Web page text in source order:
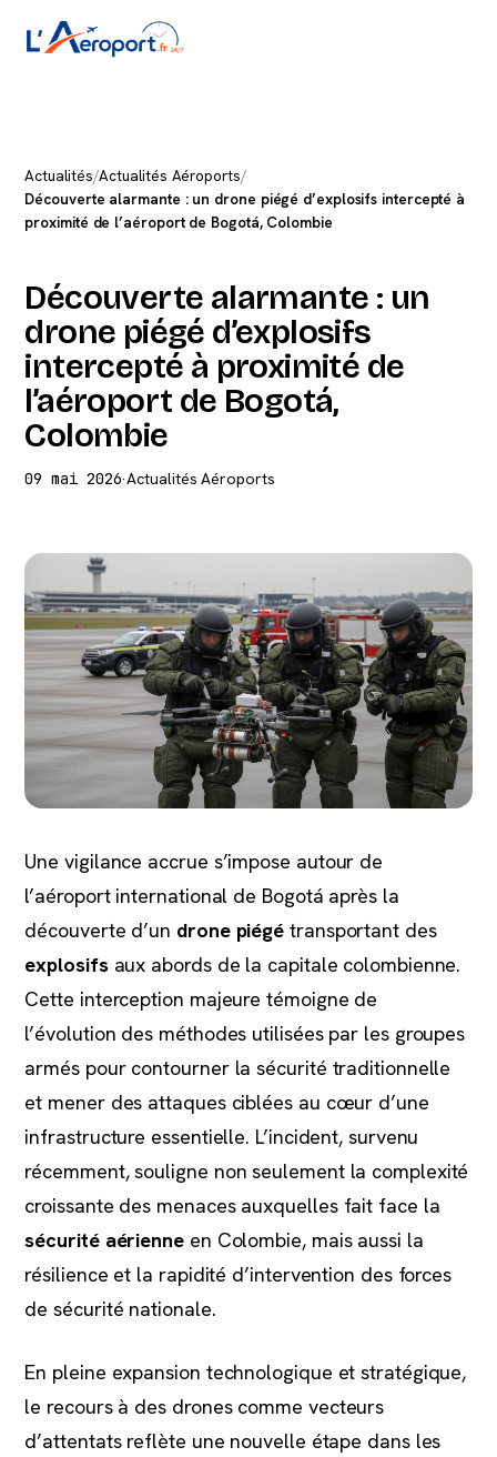
Actualités/Actualités Aéroports/
Découverte alarmante : un drone piégé d’explosifs intercepté à
proximité de l’aéroport de Bogotá, Colombie
Découverte alarmante : un
drone piégé d’explosifs
intercepté à proximité de
l’aéroport de Bogotá,
Colombie
09 mai 2026·Actualités Aéroports
Une vigilance accrue s’impose autour de
l’aéroport international de Bogotá après la
découverte d’un drone piégé transportant des
explosifsaux abords de la capitale colombienne.
Cette interception majeure témoigne de
l’évolution des méthodes utilisées par les groupes
armés pour contourner la sécurité traditionnelle
et mener des attaques ciblées au cœur d’une
infrastructure essentielle. L’incident, survenu
récemment, souligne non seulement la complexité
croissante des menaces auxquelles fait face la
sécurité aérienneen Colombie, mais aussi la
résilience et la rapidité d’intervention des forces
de sécurité nationale.
En pleine expansion technologique et stratégique,
le recours à des drones comme vecteurs
d’attentats reflète une nouvelle étape dans les